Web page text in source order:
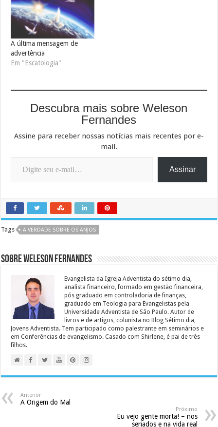
A última mensagem de
advertência
Em "Escatologia"
Descubra mais sobre Weleson
Fernandes
Assine para receber nossas notícias mais recentes por e-
mail.
Digite seu e-mail…
Assinar
Tags A VERDADE SOBRE OS ANJOS
Sobre Weleson Fernandes
Evangelista da Igreja Adventista do sétimo dia,
analista financeiro, formado em gestão financeira,
pós graduado em controladoria de finanças,
graduado em Teologia para Evangelistas pela
Universidade Adventista de São Paulo. Autor de
livros e de artigos, colunista no Blog Sétimo dia,
Jovens Adventista. Tem participado como palestrante em seminários e
em Conferências de evangelismo. Casado com Shirlene, é pai de três
filhos.
Anterior
A Origem do Mal
Próximo
Eu vejo gente morta! – nos
seriados e na vida real